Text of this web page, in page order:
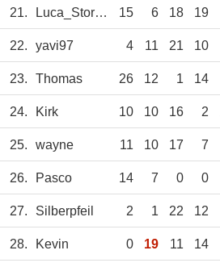
21. Luca_Storms 15 6 18 19
22. yavi97 4 11 21 10
23. Thomas 26 12 1 14
24. Kirk 10 10 16 2
25. wayne 11 10 17 7
26. Pasco 14 7 0 0
27. Silberpfeil 2 1 22 12
28. Kevin 0 19 11 14